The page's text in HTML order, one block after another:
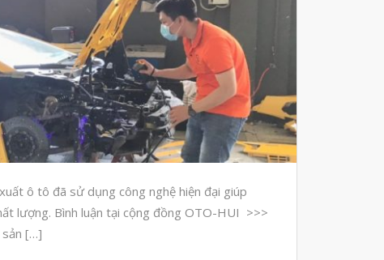
Phần Mềm Geomagic: Phân Tích
Khuyết Tật RE & QC
Dịch Vụ
Dịch Vụ In 3D
Dịch Vụ Quét 3D Cao Cấp & RE
Phân tích lực & Mô phỏng
3D_Altair
Mockup Buck
ô tô đã sử dụng công nghệ hiện đại giúp
lượng. Bình luận tại cộng đồng OTO-HUI >>>
[…]